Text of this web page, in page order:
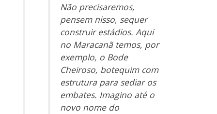
Não precisaremos,
pensem nisso, sequer
construir estádios. Aqui
no Maracanã temos, por
exemplo, o Bode
Cheiroso, botequim com
estrutura para sediar os
embates. Imagino até o
novo nome do